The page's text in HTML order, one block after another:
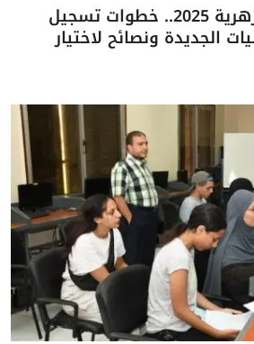
تنسيق الثانوية الأزهرية 2025.. خطوات تسجيل
الجديدة ونصائح لاختيار